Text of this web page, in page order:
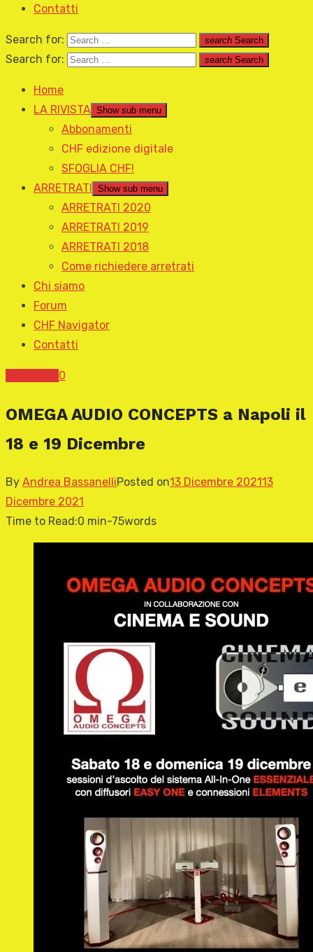
Contatti
Search for: search Search
Search for: search Search
Home
LA RIVISTA Show sub menu
Abbonamenti
CHF edizione digitale
SFOGLIA CHF!
ARRETRATI
Show sub menu
ARRETRATI 2020
ARRETRATI 2019
ARRETRATI 2018
Come richiedere arretrati
Chi siamo
Forum
CHF Navigator
Contatti
0
OMEGA AUDIO CONCEPTS a Napoli il
18 e 19 Dicembre
By Andrea BassanelliPosted on13 Dicembre 202113
Dicembre 2021
Time to Read:0 min-75words